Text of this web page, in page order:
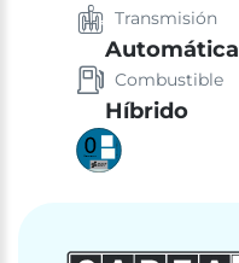
Transmisión
Automática
Combustible
Híbrido